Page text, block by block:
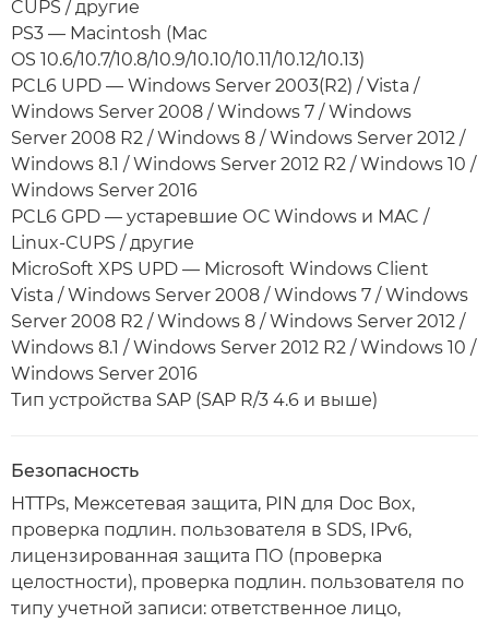
CUPS / другие
PS3 — Macintosh (Mac
OS 10.6/10.7/10.8/10.9/10.10/10.11/10.12/10.13)
PCL6 UPD — Windows Server 2003(R2) / Vista /
Windows Server 2008 / Windows 7 / Windows
Server 2008 R2 / Windows 8 / Windows Server 2012 /
Windows 8.1 / Windows Server 2012 R2 / Windows 10 /
Windows Server 2016
PCL6 GPD — устаревшие ОС Windows и MAC /
Linux-CUPS / другие
MicroSoft XPS UPD — Microsoft Windows Client
Vista / Windows Server 2008 / Windows 7 / Windows
Server 2008 R2 / Windows 8 / Windows Server 2012 /
Windows 8.1 / Windows Server 2012 R2 / Windows 10 /
Windows Server 2016
Тип устройства SAP (SAP R/3 4.6 и выше)
Безопасность
HTTPs, Межсетевая защита, PIN для Doc Box,
проверка подлин. пользователя в SDS, IPv6,
лицензированная защита ПО (проверка
целостности), проверка подлин. пользователя по
типу учетной записи: ответственное лицо,